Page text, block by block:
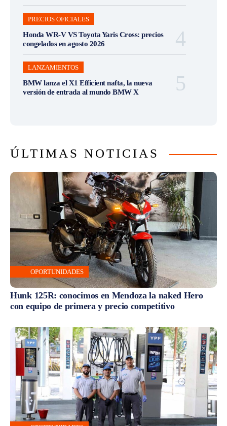
PRECIOS OFICIALES
Honda WR-V VS Toyota Yaris Cross: precios
congelados en agosto 2026
LANZAMIENTOS
BMW lanza el X1 Efficient nafta, la nueva
versión de entrada al mundo BMW X
ÚLTIMAS NOTICIAS
OPORTUNIDADES
Hunk 125R: conocimos en Mendoza la naked Hero
con equipo de primera y precio competitivo